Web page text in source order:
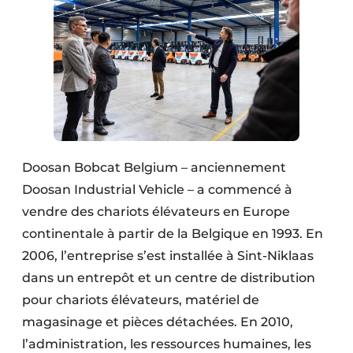
Protection solaire
Rénovation
Sécurité incendie
Software
Techniques ferroviaires
Travaux ferroviaires
Doosan Bobcat Belgium – anciennement
Doosan Industrial Vehicle – a commencé à
vendre des chariots élévateurs en Europe
continentale à partir de la Belgique en 1993. En
2006, l’entreprise s’est installée à Sint-Niklaas
dans un entrepôt et un centre de distribution
pour chariots élévateurs, matériel de
magasinage et pièces détachées. En 2010,
l’administration, les ressources humaines, les